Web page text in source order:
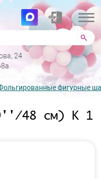
24
фигурные
48 см) К 1